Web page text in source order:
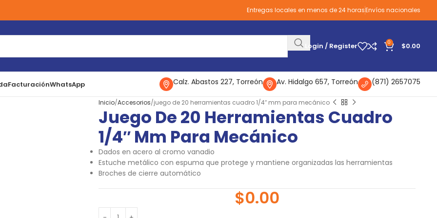
Entregas locales en menos de 24 horasEnvíos nacionales
Login / Register 0 $0.00
FacturaciónWhatsApp Calz. Abastos 227, Torreón Av. Hidalgo 657, Torreón (871) 2657075
Inicio Accesorios juego de 20 herramientas cuadro 1/4″ mm para mecánico
Juego De 20 Herramientas Cuadro
1/4″ Mm Para Mecánico
Dados en acero al cromo vanadio
Estuche metálico con espuma que protege y mantiene organizadas las herramientas
Broches de cierre automático
$0.00